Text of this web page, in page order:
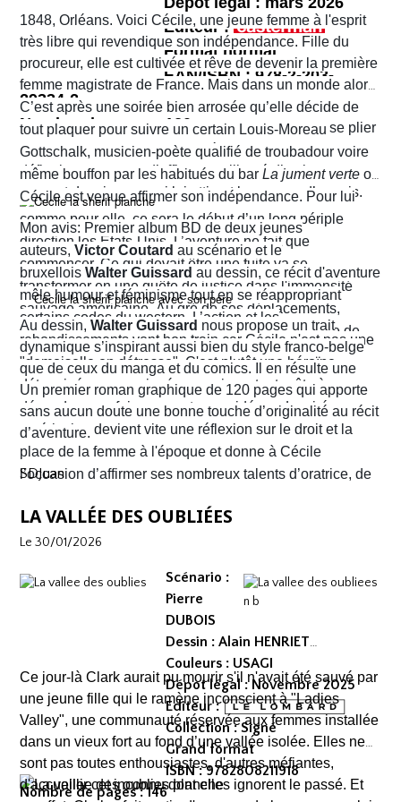
Editeur :
Format normal
EAN/ISBN : 978-2-203-
29334-2
Nombre de pages :120
1848, Orléans. Voici Cécile, une jeune femme à l'esprit
très libre qui revendique son indépendance. Fille du
procureur, elle est cultivée et rêve de devenir la première
femme magistrate de France. Mais dans un monde alors
très machiste, elle est confrontée à une institution
judiciaire exclusivement masculine. Refusant de se plier
aux conventions sociales de l'époque, elle ne cesse de
défier les normes et d’affirmer sa liberté d’action en
prenant des risques qui lui attirent beaucoup d’ennuis.
C’est après une soirée bien arrosée qu’elle décide de
tout plaquer pour suivre un certain Louis-Moreau
Gottschalk, musicien-poète qualifié de troubadour voire
même bouffon par les habitués du bar La jument verte où
Cécile est venue affirmer son indépendance. Pour lui
comme pour elle, ce sera le début d’un long périple
direction les États-Unis. L’aventure ne fait que
commencer. Ce qui devait être une fuite va se
transformer en une quête de justice dans l'immensité
sauvage américaine. Au gré de ses déplacements,
Cécile finira contre toute attente par troquer la robe de
juriste contre l'étoile de shérif…
Mon avis: Premier album BD de deux jeunes
auteurs, Victor Coutard au scénario et le
bruxellois Walter Guissard au dessin, ce récit d'aventure
mêle humour et féminisme tout en se réappropriant
certains codes du western. L’action et les
rebondissements vont bon train car Cécile n'est pas une
"demoiselle en détresse". C'est plutôt une héroïne
déterminée, un peu ingénue mais surtout prête à en
découdre pour faire respecter ses idéaux. La virée
américaine devient vite une réflexion sur le droit et la
place de la femme à l'époque et donne à Cécile
l’occasion d’affirmer ses nombreux talents d’oratrice, de
habile.
Au dessin, Walter Guissard nous propose un trait
dynamique s’inspirant aussi bien du style franco-belge
que de ceux du manga et du comics. Il en résulte une
narration visuelle hyper dynamique privilégiant le
mouvement et l'énergie, c'est le moins que l'on puisse
dire.
Un premier roman graphique de 120 pages qui apporte
sans aucun doute une bonne touche d’originalité au récit
d’aventure.
SDJuan
LA VALLÉE DES OUBLIÉES
Le 30/01/2026
Scénario :
Pierre
DUBOIS
Dessin : Alain HENRIET
Couleurs : USAGI
Dépot légal : Novembre 2025
Editeur :
Collection : Signé
Grand format
ISBN : 9782808211918
Nombre de pages : 146
Ce jour-là Clark aurait pu mourir s'il n'avait été sauvé par
une jeune fille qui le ramène inconscient à "Ladies
Valley", une communauté réservée aux femmes installée
dans un vieux fort au fond d’une vallée isolée. Elles ne
sont pas toutes enthousiastes, d'autres méfiantes,
d'accueillir cet inconnu dont elles ignorent le passé. Et